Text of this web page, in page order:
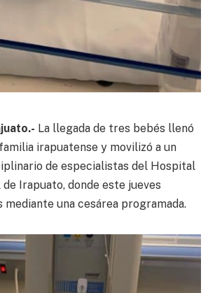
La llegada de tres bebés llenó
irapuatense y movilizó a un
de especialistas del Hospital
Irapuato, donde este jueves
una cesárea programada.